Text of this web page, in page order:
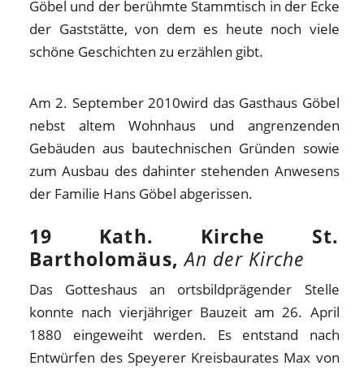
Göbel und der berühmte Stammtisch in der Ecke
der Gaststätte, von dem es heute noch viele
schöne Geschichten zu erzählen gibt.
Am 2. September 2010wird das Gasthaus Göbel
nebst altem Wohnhaus und angrenzenden
Gebäuden aus bautechnischen Gründen sowie
zum Ausbau des dahinter stehenden Anwesens
der Familie Hans Göbel abgerissen.
19 Kath. Kirche St.
Bartholomäus,An der Kirche
Das Gotteshaus an ortsbildprägender Stelle
konnte nach vierjähriger Bauzeit am 26. April
1880 eingeweiht werden. Es entstand nach
Entwürfen des Speyerer Kreisbaurates Max von